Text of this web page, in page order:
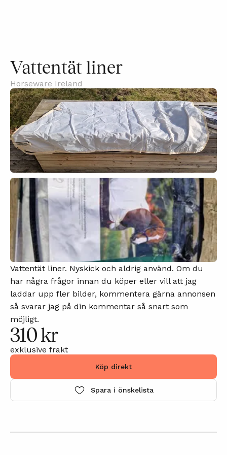
Vattentät liner
Horseware Ireland
Vattentät liner. Nyskick och aldrig använd. Om du
har några frågor innan du köper eller vill att jag
laddar upp fler bilder, kommentera gärna annonsen
så svarar jag på din kommentar så snart som
möjligt.
310 kr
exklusive frakt
Köp direkt
Spara i önskelista